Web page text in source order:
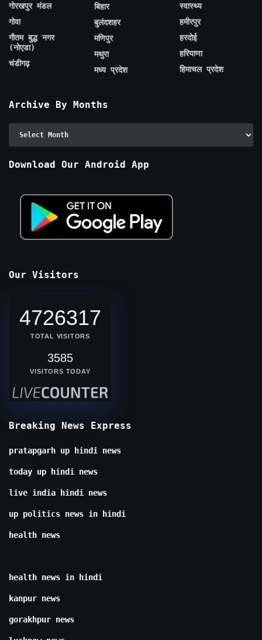
गोरखपुर मंडल
गोवा
गौतम बुद्ध नगर
(नोएडा)
चंडीगढ़
बिहार
बुलंदशहर
मणिपुर
मथुरा
मध्य प्रदेश
स्वास्थ्य
हमीरपुर
हरदोई
हरियाणा
हिमाचल प्रदेश
Archive By Months
Download Our Android App
Our Visitors
4726317
TOTAL VISITORS
3585
VISITORS TODAY
Breaking News Express
pratapgarh up hindi news
today up hindi news
live india hindi news
up politics news in hindi
health news
health news in hindi
kanpur news
gorakhpur news